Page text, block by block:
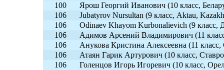
100
Ярош Георгий Иванович (10 класс,
106
Jubatyrov Nursultan (9 класс, Aktau,
106
Odinaev Khayom Kurbonalievich (9
106
Адимов Арсений Владимирович (11
106
Анукова Кристина Алексеевна (11
106
Атаян Гарик Артурович (10 класс,
106
Голенцов Игорь Игоревич (10 класс,